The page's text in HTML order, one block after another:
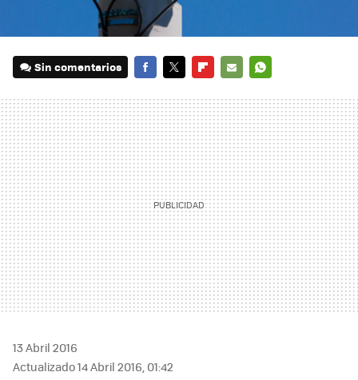
Sin comentarios
MAIL
13 Abril 2016
Actualizado 14 Abril 2016, 01:42